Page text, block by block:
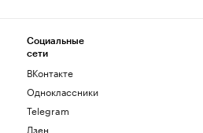
Социальные
сети
ВКонтакте
Одноклассники
Telegram
Дзен